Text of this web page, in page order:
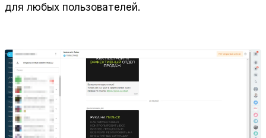
для любых пользователей.